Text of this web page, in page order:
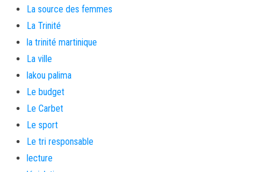
La source des femmes
La Trinité
la trinité martinique
La ville
lakou palima
Le budget
Le Carbet
Le sport
Le tri responsable
lecture